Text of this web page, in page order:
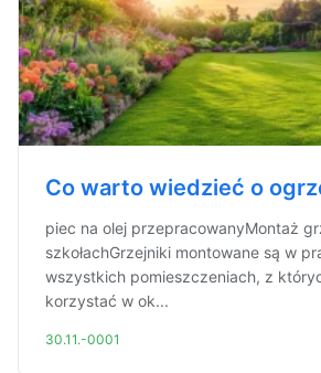
Co warto wiedzieć o
piec na olej przepracowanyMontaż
szkołachGrzejniki montowane są w
wszystkich pomieszczeniach, z
korzystać w ok...
30.11.-0001